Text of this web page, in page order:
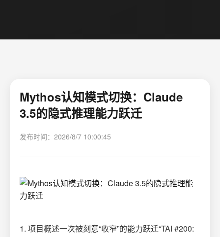
Mythos认知模式切换：Claude
3.5的隐式推理能力跃迁
发布时间：2026/8/7 10:00:45
1. 项目概述一次被刻意“收窄”的能力跃迁“TAI #200: